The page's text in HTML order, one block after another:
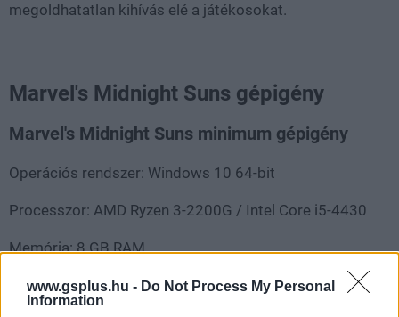
www.gsplus.hu - Do Not Process My Personal
Information
megoldhatatlan kihívás elé a játékosokat.
Marvel's Midnight Suns gépigény
Marvel's Midnight Suns minimum gépigény
Operációs rendszer: Windows 10 64-bit
Processzor: AMD Ryzen 3-2200G / Intel Core i5-4430
Memória: 8 GB RAM
Grafika: AMD RX 470 / GeForce GTX 960 - 4 GB (DirectX
12)